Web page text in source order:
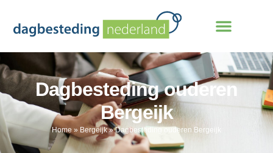
Dagbesteding ouderen
Bergeijk
Home » Bergeijk»Dagbesteding ouderen Bergeijk